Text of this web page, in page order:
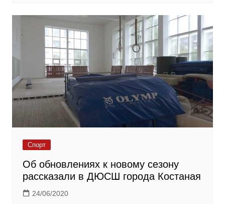
Спорт
Об обновлениях к новому сезону
рассказали в ДЮСШ города Костаная
24/06/2020